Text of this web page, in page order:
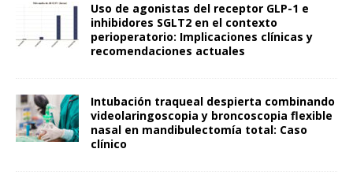
Uso de agonistas del receptor GLP-1 e
inhibidores SGLT2 en el contexto
perioperatorio: Implicaciones clínicas y
recomendaciones actuales
Intubación traqueal despierta combinando
videolaringoscopia y broncoscopia flexible
nasal en mandibulectomía total: Caso
clínico